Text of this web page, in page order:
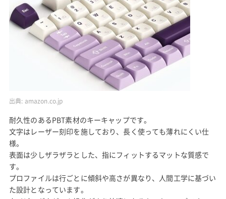
出典: amazon.co.jp
耐久性のあるPBT素材のキーキャップです。
文字はレーザー刻印を施しており、長く使っても薄れにくい仕
様。
表面は少しザラザラとした、指にフィットするマットな質感で
す。
プロファイルは行ごとに傾斜や高さが異なり、人間工学に基づい
た設計となっています。